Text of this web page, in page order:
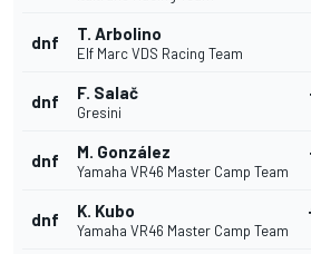
dnf T. Arbolino
Elf Marc VDS Racing Team
dnf F. Salač
Gresini
dnf M. González
Yamaha VR46 Master Camp Team
dnf K. Kubo
Yamaha VR46 Master Camp Team